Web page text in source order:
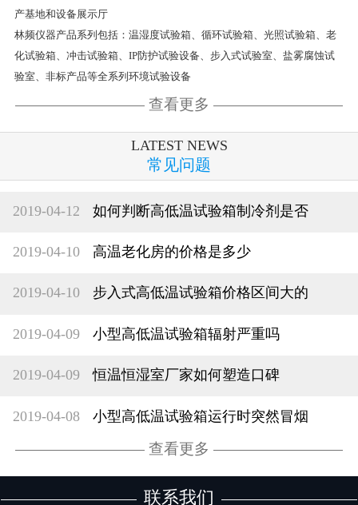
产基地和设备展示厅
林频仪器产品系列包括：温湿度试验箱、循环试验箱、光照试验箱、老
化试验箱、冲击试验箱、IP防护试验设备、步入式试验室、盐雾腐蚀试
验室、非标产品等全系列环境试验设备
查看更多
LATEST NEWS
常见问题
2019-04-12 如何判断高低温试验箱制冷剂是否
2019-04-10 高温老化房的价格是多少
2019-04-10 步入式高低温试验箱价格区间大的
2019-04-09 小型高低温试验箱辐射严重吗
2019-04-09 恒温恒湿室厂家如何塑造口碑
2019-04-08 小型高低温试验箱运行时突然冒烟
查看更多
联系我们